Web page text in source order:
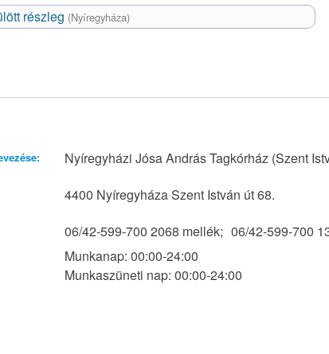
részleg (Nyíregyháza)
Nyíregyházi Jósa András Tagkórház (Szent
4400 Nyíregyháza Szent István út 68.
06/42-599-700 2068 mellék; 06/42-599-700
Munkanap: 00:00-24:00
Munkaszüneti nap: 00:00-24:00